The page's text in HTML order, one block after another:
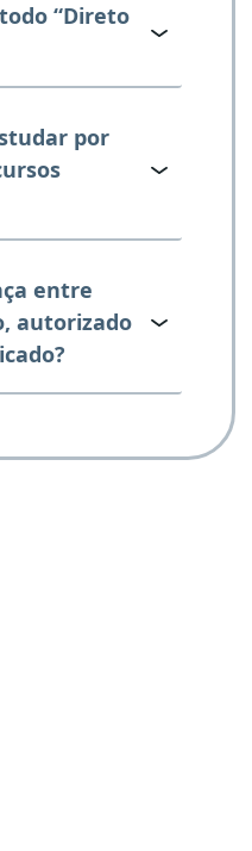
“Direto
por
entre
autorizado